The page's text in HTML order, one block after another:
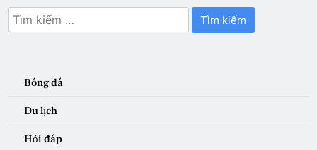
Tìm
kiếm
Bóng đá
Du lịch
Hỏi đáp